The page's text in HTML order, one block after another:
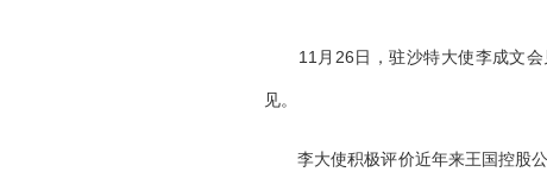
11 月 26日 ，驻沙特大使李成文
见。
李大使积极评价近年来王国控股